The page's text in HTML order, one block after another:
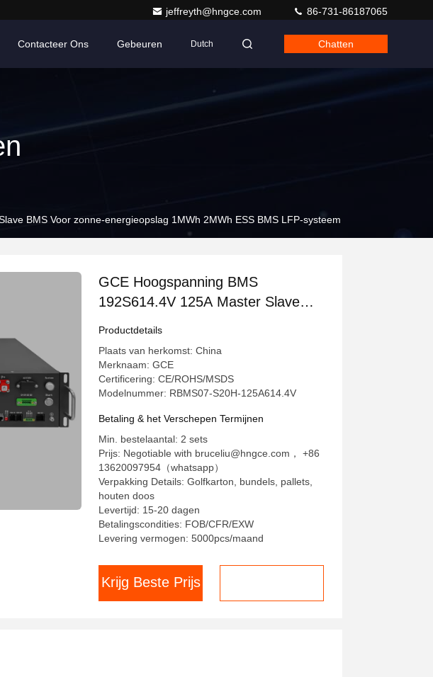
jeffreyth@hngce.com 86-731-86187065
Contacteer Ons Gebeuren Dutch Chatten
BMS Voor zonne-energieopslag 1MWh 2MWh ESS BMS LFP-systeem
GCE Hoogspanning BMS
192S614.4V 125A Master Slave
systeem
Productdetails
Plaats van herkomst: China
Merknaam: GCE
Certificering: CE/ROHS/MSDS
Modelnummer: RBMS07-S20H-125A614.4V
Betaling & het Verschepen Termijnen
Min. bestelaantal: 2 sets
Prijs: Negotiable with bruceliu@hngce.com， +86
13620097954（whatsapp）
Verpakking Details: Golfkarton, bundels, pallets,
houten doos
Levertijd: 15-20 dagen
Betalingscondities: FOB/CFR/EXW
Levering vermogen: 5000pcs/maand
Krijg Beste Prijs